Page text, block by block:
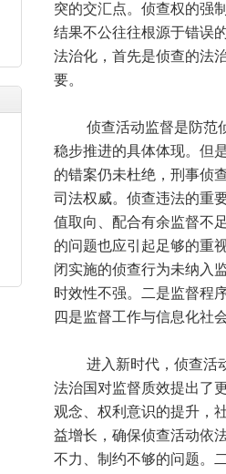
突的交汇点。侦查权的强
结果不公往往根源于错误
法治化，首先是侦查的法
要。
侦查活动监督是防范侦
稳步推进的具体体现。但
的错案仍未杜绝，刑事侦
司法权威。侦查违法的重
值取向、配合有余监督不
的问题也应引起足够的重
闭实施的侦查行为未纳入
时效性不强。二是监督程
四是监督工作与信息化社
进入新时代，侦查活动
法治国对监督质效提出了
观念、权利意识的提升，
益增长，确保侦查活动依
不力、制约不够的问题。